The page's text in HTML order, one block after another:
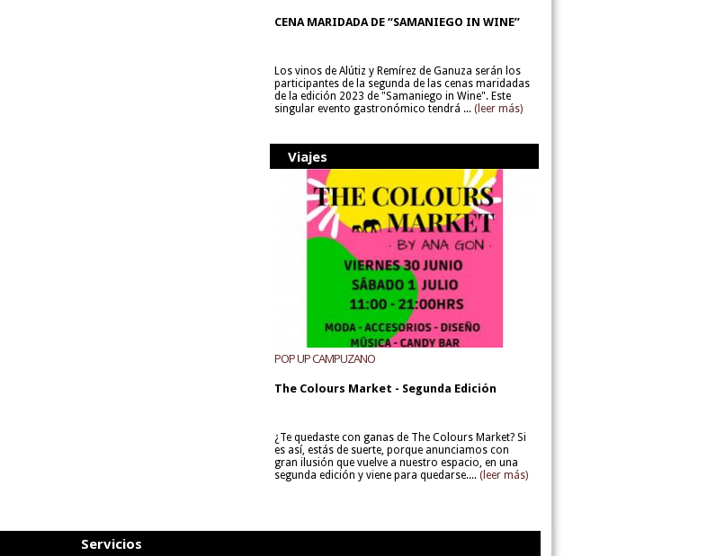
CENA MARIDADA DE “SAMANIEGO IN WINE”
Los vinos de Alútiz y Remírez de Ganuza serán los
participantes de la segunda de las cenas maridadas
de la edición 2023 de "Samaniego in Wine". Este
singular evento gastronómico tendrá ... (leer más)
Viajes
POP UP CAMPUZANO
The Colours Market - Segunda Edición
¿Te quedaste con ganas de The Colours Market? Si
es así, estás de suerte, porque anunciamos con
gran ilusión que vuelve a nuestro espacio, en una
segunda edición y viene para quedarse.... (leer más)
Servicios